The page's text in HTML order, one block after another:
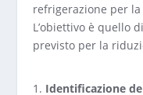
refrigerazione per
L’obiettivo è quello
previsto per la
Identificazione